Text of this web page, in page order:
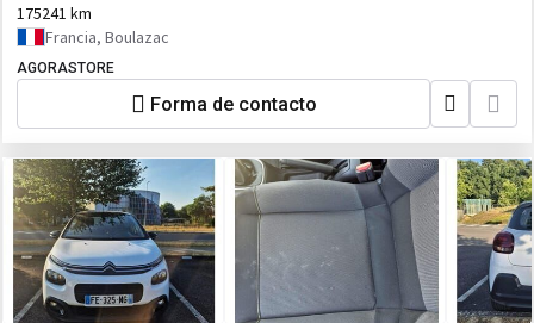
175241 km
Francia, Boulazac
AGORASTORE
Forma de contacto